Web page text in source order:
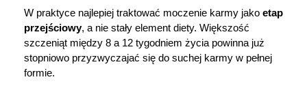
W praktyce najlepiej traktować moczenie karmy jako etap
przejściowy, a nie stały element diety. Większość
szczeniąt między 8 a 12 tygodniem życia powinna już
stopniowo przyzwyczajać się do suchej karmy w pełnej
formie.